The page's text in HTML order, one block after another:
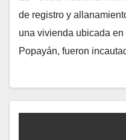
de registro y
una vivienda ubicada
Popayán, fueron